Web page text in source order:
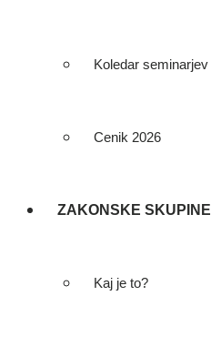
Koledar seminarjev
Cenik 2026
ZAKONSKE SKUPINE
Kaj je to?